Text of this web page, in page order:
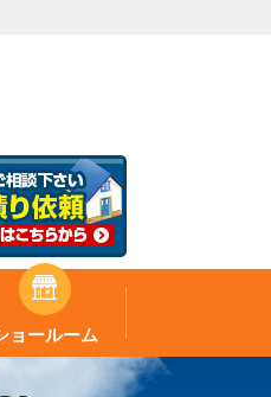
ョールーム